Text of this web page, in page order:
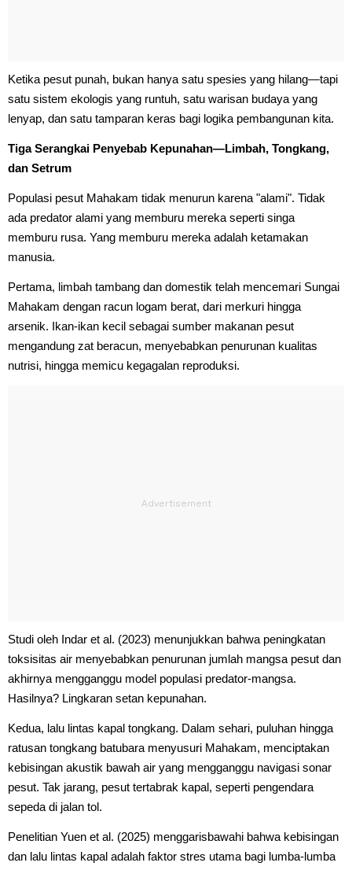
Ketika pesut punah, bukan hanya satu spesies yang hilang—tapi
satu sistem ekologis yang runtuh, satu warisan budaya yang
lenyap, dan satu tamparan keras bagi logika pembangunan kita.
Tiga Serangkai Penyebab Kepunahan—Limbah, Tongkang,
dan Setrum
Populasi pesut Mahakam tidak menurun karena "alami". Tidak
ada predator alami yang memburu mereka seperti singa
memburu rusa. Yang memburu mereka adalah ketamakan
manusia.
Pertama, limbah tambang dan domestik telah mencemari Sungai
Mahakam dengan racun logam berat, dari merkuri hingga
arsenik. Ikan-ikan kecil sebagai sumber makanan pesut
mengandung zat beracun, menyebabkan penurunan kualitas
nutrisi, hingga memicu kegagalan reproduksi.
Studi oleh Indar et al. (2023) menunjukkan bahwa peningkatan
toksisitas air menyebabkan penurunan jumlah mangsa pesut dan
akhirnya mengganggu model populasi predator-mangsa.
Hasilnya? Lingkaran setan kepunahan.
Kedua, lalu lintas kapal tongkang. Dalam sehari, puluhan hingga
ratusan tongkang batubara menyusuri Mahakam, menciptakan
kebisingan akustik bawah air yang mengganggu navigasi sonar
pesut. Tak jarang, pesut tertabrak kapal, seperti pengendara
sepeda di jalan tol.
Penelitian Yuen et al. (2025) menggarisbawahi bahwa kebisingan
dan lalu lintas kapal adalah faktor stres utama bagi lumba-lumba